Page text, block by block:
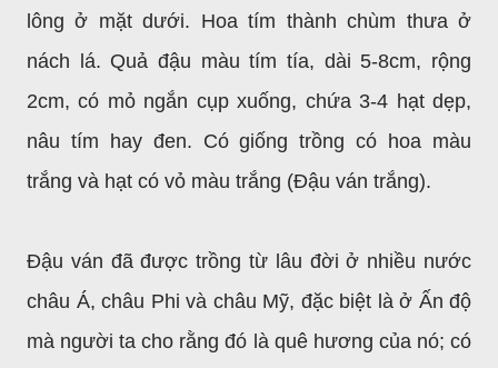
lông ở mặt dưới. Hoa tím thành chùm thưa ở
nách lá. Quả đậu màu tím tía, dài 5-8cm, rộng
2cm, có mỏ ngắn cụp xuống, chứa 3-4 hạt dẹp,
nâu tím hay đen. Có giống trồng có hoa màu
trắng và hạt có vỏ màu trắng (Đậu ván trắng).
Đậu ván đã được trồng từ lâu đời ở nhiều nước
châu Á, châu Phi và châu Mỹ, đặc biệt là ở Ấn độ
mà người ta cho rằng đó là quê hương của nó; có